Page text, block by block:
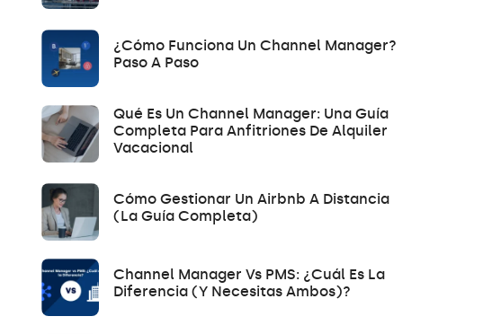
¿Cómo Funciona Un Channel Manager?
Paso A Paso
Qué Es Un Channel Manager: Una Guía
Completa Para Anfitriones De Alquiler
Vacacional
Cómo Gestionar Un Airbnb A Distancia
(la Guía Completa)
Channel Manager Vs PMS: ¿Cuál Es La
Diferencia (y Necesitas Ambos)?